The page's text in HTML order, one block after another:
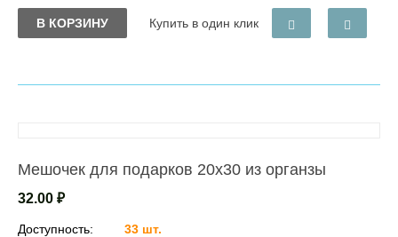
В КОРЗИНУ Купить в один клик
Мешочек для подарков 20х30 из органзы
32.00 ₽
Доступность: 33 шт.